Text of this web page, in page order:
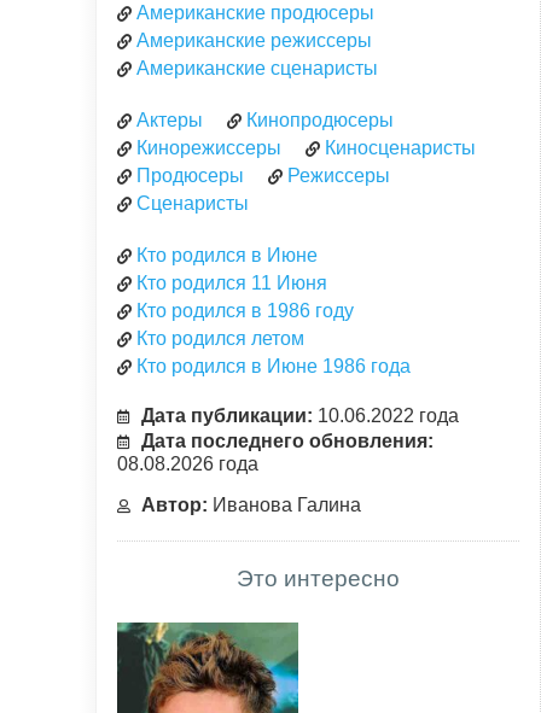
Американские продюсеры
Американские режиссеры
Американские сценаристы
Актеры
Кинопродюсеры
Кинорежиссеры
Киносценаристы
Продюсеры
Режиссеры
Сценаристы
Кто родился в Июне
Кто родился 11 Июня
Кто родился в 1986 году
Кто родился летом
Кто родился в Июне 1986 года
Дата публикации: 10.06.2022 года
Дата последнего обновления:
08.08.2026 года
Автор: Иванова Галина
Это интересно